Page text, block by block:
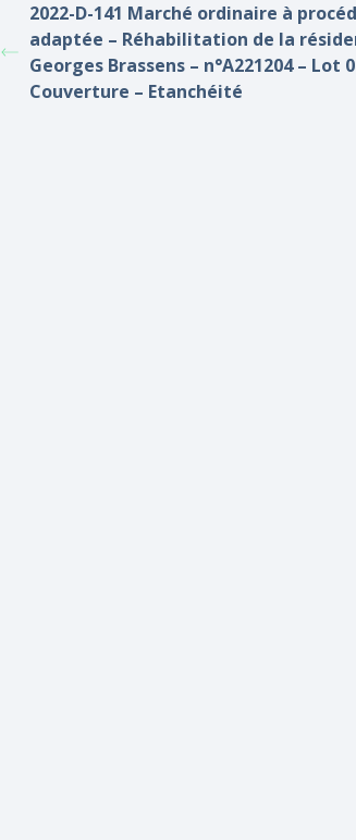
2022-D-141 Marché ordinaire à
adaptée – Réhabilitation de la
Georges Brassens – n°A221204 – Lot
Couverture – Etanchéité